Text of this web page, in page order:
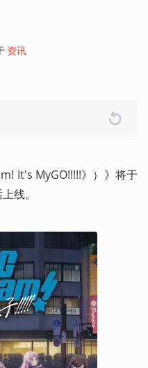
资讯
It's MyGO!!!!!》）》将于
线。